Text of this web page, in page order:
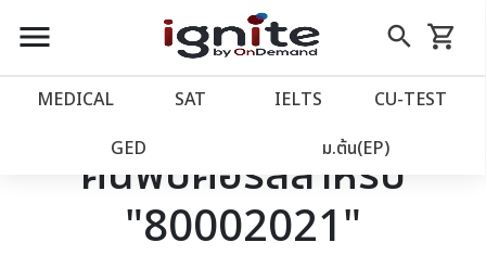
close
account_balance หน้าแรก
เว็บไซต์อิกไนท์
โปรโมชั่น
menu search
Skip
to
shopping_cart
รถเข็น
MEDICAL SAT IELTS CU‑TEST
GED ม.ต้น(EP)
ค้นพบคอร์สสำหรับ
"80002021"